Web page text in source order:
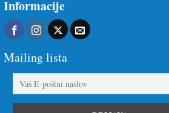
Informacije
Mailing lista